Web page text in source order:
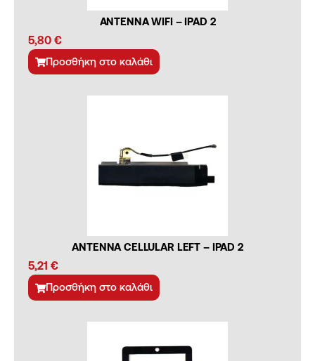
ANTENNA WIFI – IPAD 2
5,80 €
Προσθήκη στο καλάθι
ANTENNA CELLULAR LEFT – IPAD 2
5,21 €
Προσθήκη στο καλάθι